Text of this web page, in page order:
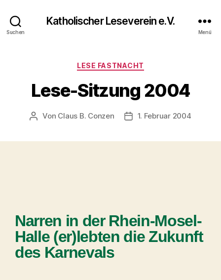
Suchen
Katholischer Leseverein e.V.
Menü
LESE FASTNACHT
Lese-Sitzung 2004
Von Claus B. Conzen 1. Februar 2004
Narren in der Rhein-Mosel-
Halle (er)lebten die Zukunft
des Karnevals